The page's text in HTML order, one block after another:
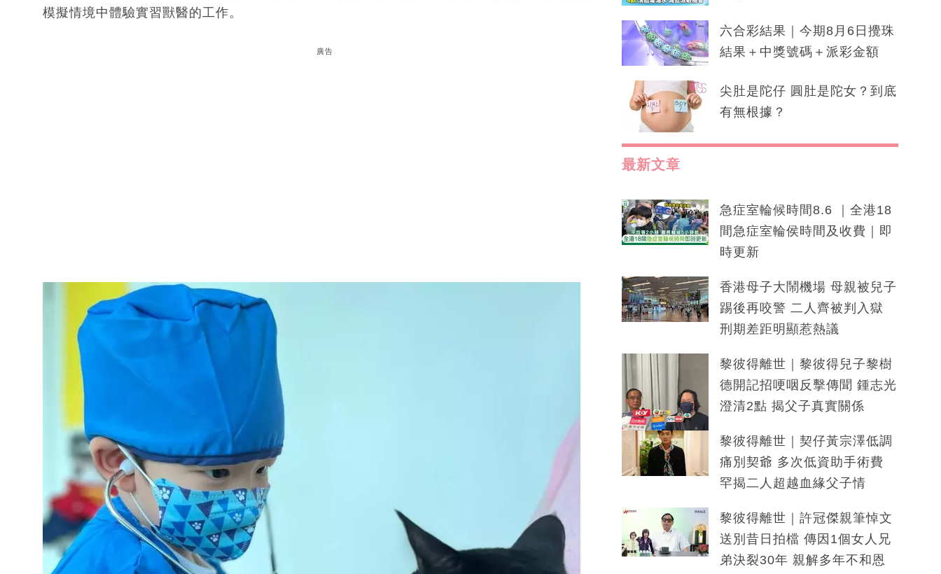
模擬情境中體驗實習獸醫的工作。
廣告
六合彩結果｜今期8月6日攪珠
結果＋中獎號碼＋派彩金額
尖肚是陀仔 圓肚是陀女？到底
有無根據？
最新文章
急症室輪候時間8.6 ｜全港18
間急症室輪侯時間及收費｜即
時更新
香港母子大鬧機場 母親被兒子
踢後再咬警 二人齊被判入獄
刑期差距明顯惹熱議
黎彼得離世｜黎彼得兒子黎樹
德開記招哽咽反擊傳聞 鍾志光
澄清2點 揭父子真實關係
黎彼得離世｜契仔黃宗澤低調
痛別契爺 多次低資助手術費
罕揭二人超越血緣父子情
黎彼得離世｜許冠傑親筆悼文
送別昔日拍檔 傳因1個女人兄
弟決裂30年 親解多年不和恩